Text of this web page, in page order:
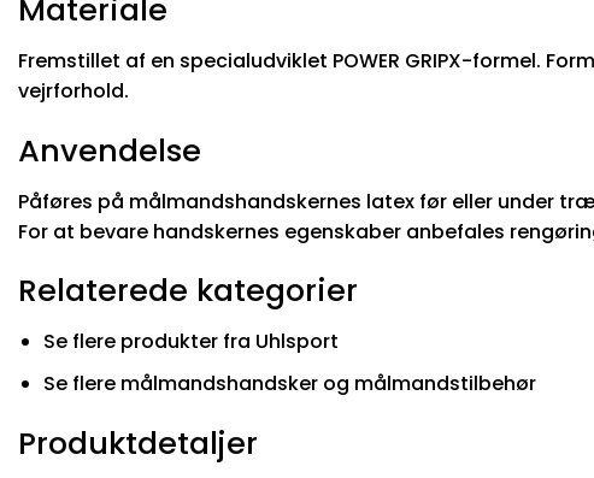
Materiale
Fremstillet af en specialudviklet POWER GRIPX-formel.
vejrforhold.
Anvendelse
Påføres på målmandshandskernes latex før eller under
For at bevare handskernes egenskaber anbefales
Relaterede kategorier
Se flere produkter fra Uhlsport
Se flere målmandshandsker og målmandstilbehør
Produktdetaljer